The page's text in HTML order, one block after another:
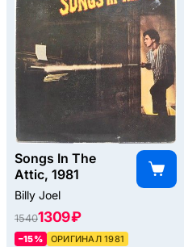
Songs In The
Attic, 1981
Billy Joel
15401309 ₽
–15% ОРИГИНАЛ 1981